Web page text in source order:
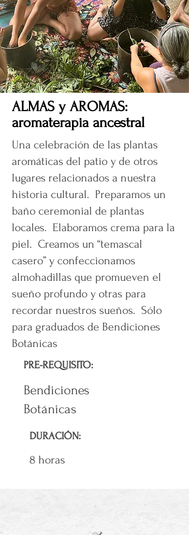
ALMAS y AROMAS:
aromaterapia ancestral
Una celebración de las plantas
aromáticas del patio y de otros
lugares relacionados a nuestra
historia cultural. Preparamos un
baño ceremonial de plantas
locales. Elaboramos crema para la
piel. Creamos un “temascal
casero” y confeccionamos
almohadillas que promueven el
sueño profundo y otras para
recordar nuestros sueños. Sólo
para graduados de Bendiciones
Botánicas
PRE-REQUISITO:
Bendiciones
Botánicas
DURACIÓN:
8 horas